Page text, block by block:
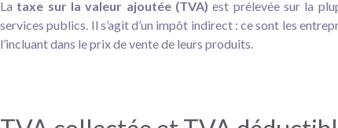
La taxe sur la valeur ajoutée (TVA)est prélevée sur la
services publics. Il s’agit d’un impôt indirect : ce sont les
l’incluant dans le prix de vente de leurs produits.